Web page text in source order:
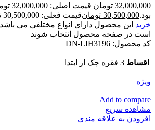
32,000,000 تومان
قیمت اصلی:
بود.30,500,000 تومانقیمت فعلی: 30,500,000 تومان.
خرید این محصول دارای انواع مختلفی می
است در صفحه محصول انتخاب شوند
کد محصول: DN-LIH3196
اقساط 3 فقره چک از ابتدا
ویژه
Add to compare
مشاهده سریع
افزودن به علاقه مندی